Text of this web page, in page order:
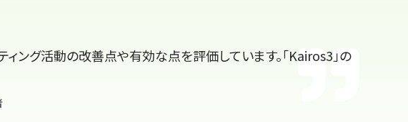
ィング活動の改善点や有効な点を評価しています。「Kairos3」の